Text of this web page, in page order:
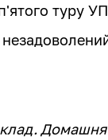
туру
Домашня